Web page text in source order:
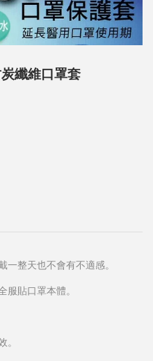
纖維口罩套
一整天也不會有不適感。
服貼口罩本體。
。